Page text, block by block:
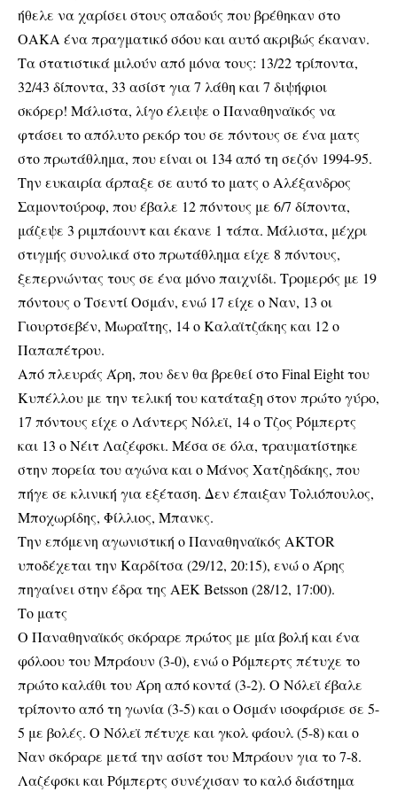
ήθελε να χαρίσει στους οπαδούς που βρέθηκαν στο
ΟΑΚΑ ένα πραγματικό σόου και αυτό ακριβώς έκαναν.
Τα στατιστικά μιλούν από μόνα τους: 13/22 τρίποντα,
32/43 δίποντα, 33 ασίστ για 7 λάθη και 7 διψήφιοι
σκόρερ! Μάλιστα, λίγο έλειψε ο Παναθηναϊκός να
φτάσει το απόλυτο ρεκόρ του σε πόντους σε ένα ματς
στο πρωτάθλημα, που είναι οι 134 από τη σεζόν 1994-95.
Την ευκαιρία άρπαξε σε αυτό το ματς ο Αλέξανδρος
Σαμοντούροφ, που έβαλε 12 πόντους με 6/7 δίποντα,
μάζεψε 3 ριμπάουντ και έκανε 1 τάπα. Μάλιστα, μέχρι
στιγμής συνολικά στο πρωτάθλημα είχε 8 πόντους,
ξεπερνώντας τους σε ένα μόνο παιχνίδι. Τρομερός με 19
πόντους ο Τσεντί Οσμάν, ενώ 17 είχε ο Ναν, 13 οι
Γιουρτσεβέν, Μωραΐτης, 14 ο Καλαϊτζάκης και 12 ο
Παπαπέτρου.
Από πλευράς Άρη, που δεν θα βρεθεί στο Final Eight του
Κυπέλλου με την τελική του κατάταξη στον πρώτο γύρο,
17 πόντους είχε ο Λάντερς Νόλεϊ, 14 ο Τζος Ρόμπερτς
και 13 ο Νέιτ Λαζέφσκι. Μέσα σε όλα, τραυματίστηκε
στην πορεία του αγώνα και ο Μάνος Χατζηδάκης, που
πήγε σε κλινική για εξέταση. Δεν έπαιξαν Τολιόπουλος,
Μποχωρίδης, Φίλλιος, Μπανκς.
Την επόμενη αγωνιστική ο Παναθηναϊκός AKTOR
υποδέχεται την Καρδίτσα (29/12, 20:15), ενώ ο Άρης
πηγαίνει στην έδρα της ΑΕΚ Betsson (28/12, 17:00).
Το ματς
Ο Παναθηναϊκός σκόραρε πρώτος με μία βολή και ένα
φόλοου του Μπράουν (3-0), ενώ ο Ρόμπερτς πέτυχε το
πρώτο καλάθι του Άρη από κοντά (3-2). Ο Νόλεϊ έβαλε
τρίποντο από τη γωνία (3-5) και ο Οσμάν ισοφάρισε σε 5-
5 με βολές. Ο Νόλεϊ πέτυχε και γκολ φάουλ (5-8) και ο
Ναν σκόραρε μετά την ασίστ του Μπράουν για το 7-8.
Λαζέφσκι και Ρόμπερτς συνέχισαν το καλό διάστημα